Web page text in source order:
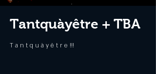
Tantquàyêtre + TBA
T a n t q u à y ê t r e !!!